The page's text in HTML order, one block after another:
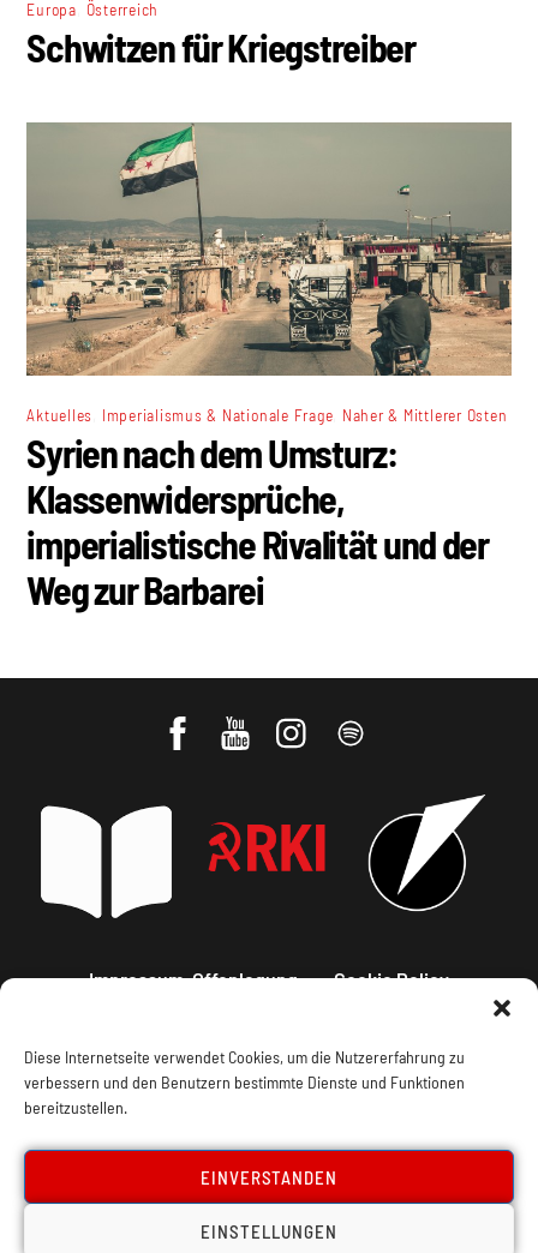
Diese Internetseite verwendet Cookies, um die Nutzererfahrung zu
verbessern und den Benutzern bestimmte Dienste und Funktionen
bereitzustellen.
EINVERSTANDEN
EINSTELLUNGEN
Europa Österreich
Schwitzen für Kriegstreiber
Aktuelles Imperialismus & Nationale Frage Naher & Mittlerer Osten
Syrien nach dem Umsturz:
Klassenwidersprüche,
imperialistische Rivalität und der
Weg zur Barbarei
Impressum, Offenlegung Cookie Policy
Datenschutz Kontakt